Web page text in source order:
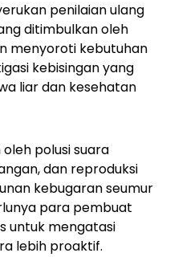
penilaian ulang
ditimbulkan oleh
menyoroti kebutuhan
kebisingan yang
liar dan kesehatan
polusi suara
dan reproduksi
kebugaran seumur
para pembuat
untuk mengatasi
lebih proaktif.